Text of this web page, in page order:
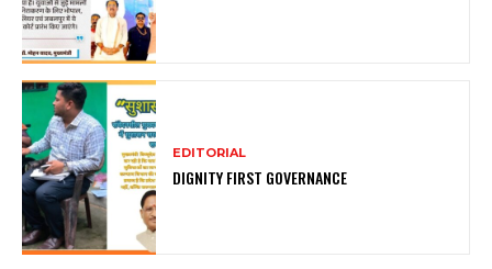
EDITORIAL
DIGNITY FIRST GOVERNANCE